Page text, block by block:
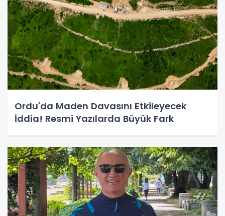
Ordu'da Maden Davasını Etkileyecek
İddia! Resmi Yazılarda Büyük Fark